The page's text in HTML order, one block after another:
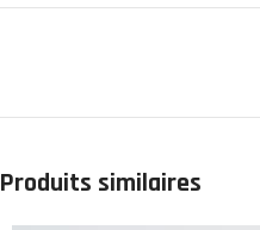
Produits similaires